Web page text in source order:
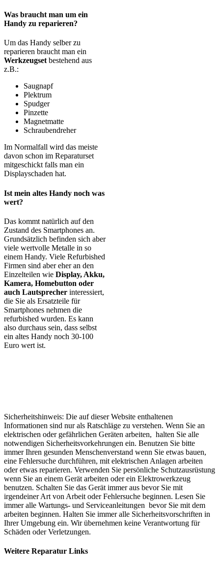
Was braucht man um ein
Handy zu reparieren?
Um das Handy selber zu
reparieren braucht man ein
Werkzeugset bestehend aus
z.B.:
Saugnapf
Plektrum
Spudger
Pinzette
Magnetmatte
Schraubendreher
Im Normalfall wird das meiste
davon schon im Reparaturset
mitgeschickt falls man ein
Displayschaden hat.
Ist mein altes Handy noch was
wert?
Das kommt natürlich auf den
Zustand des Smartphones an.
Grundsätzlich befinden sich aber
viele wertvolle Metalle in so
einem Handy. Viele Refurbished
Firmen sind aber eher an den
Einzelteilen wie Display, Akku,
Kamera, Homebutton oder
auch Lautsprecher interessiert,
die Sie als Ersatzteile für
Smartphones nehmen die
refurbished wurden. Es kann
also durchaus sein, dass selbst
ein altes Handy noch 30-100
Euro wert ist.
Sicherheitshinweis: Die auf dieser Website enthaltenen
Informationen sind nur als Ratschläge zu verstehen. Wenn Sie an
elektrischen oder gefährlichen Geräten arbeiten, halten Sie alle
notwendigen Sicherheitsvorkehrungen ein. Benutzen Sie bitte
immer Ihren gesunden Menschenverstand wenn Sie etwas bauen,
eine Fehlersuche durchführen, mit elektrischen Anlagen arbeiten
oder etwas reparieren. Verwenden Sie persönliche Schutzausrüstung
wenn Sie an einem Gerät arbeiten oder ein Elektrowerkzeug
benutzen. Schalten Sie das Gerät immer aus bevor Sie mit
irgendeiner Art von Arbeit oder Fehlersuche beginnen. Lesen Sie
immer alle Wartungs- und Serviceanleitungen bevor Sie mit dem
arbeiten beginnen. Halten Sie immer alle Sicherheitsvorschriften in
Ihrer Umgebung ein. Wir übernehmen keine Verantwortung für
Schäden oder Verletzungen.
Weitere Reparatur Links